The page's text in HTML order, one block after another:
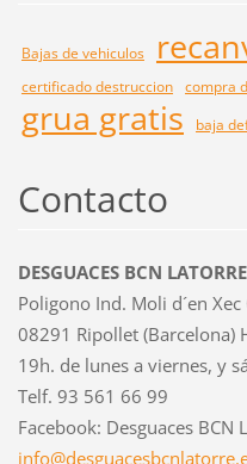
Bajas de vehiculos
certificado destruccion compra
grua gratis baja
Contacto
DESGUACES BCN LATORRE
Poligono Ind. Moli d´en
08291 Ripollet (Barcelona)
19h. de lunes a viernes, y
Telf. 93 561 66 99
Facebook: Desguaces BCN
info@desguacesbcnlatorre